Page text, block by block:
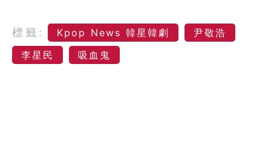
標籤: Kpop News 韓星韓劇
尹敬浩
李星民
吸血鬼